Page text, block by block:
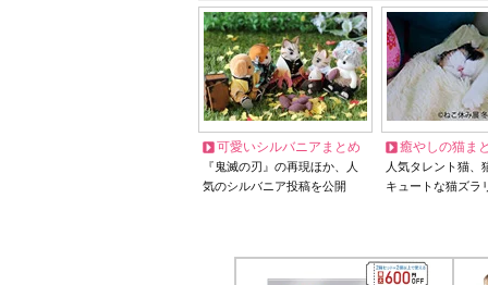
可愛いシルバニアまとめ
『鬼滅の刃』の再現ほか、人
気のシルバニア投稿を公開
癒やしの猫ま
人気タレント猫
キュートな猫ズラ